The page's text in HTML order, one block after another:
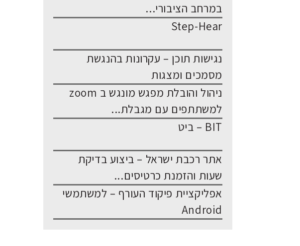
במרחב הציבורי...
Step-Hear
נגישות תוכן – עקרונות בהנגשת
מסמכים ומצגות
ניהול והובלת מפגש מונגש ב zoom
למשתתפים עם מגבלת...
BIT – ביט
אתר רכבת ישראל – ביצוע בדיקת
שעות והזמנת כרטיסים...
אפליקציית פיקוד העורף – למשתמשי
Android